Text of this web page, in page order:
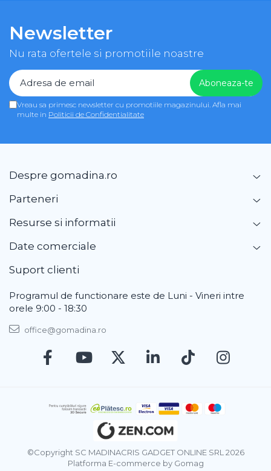
Newsletter
Nu rata ofertele si promotiile noastre
Vreau sa primesc newsletter cu promotiile magazinului. Afla mai
multe in Politicii de Confidentialitate
Despre gomadina.ro
Parteneri
Resurse si informatii
Date comerciale
Suport clienti
Programul de functionare este de Luni - Vineri intre
orele 9:00 - 18:30
office@gomadina.ro
©Copyright SC MADINACRIS GADGET ONLINE SRL 2026
Platforma E-commerce by Gomag